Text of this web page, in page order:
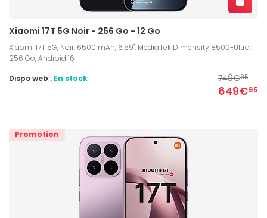
Xiaomi 17T 5G Noir - 256 Go - 12 Go
Xiaomi 17T 5G, Noir, 6500 mAh, 6,59", MediaTek Dimensity 8500-Ultra,
256 Go, Android 16
749€95
649€95
Dispo web : En stock
Promotion